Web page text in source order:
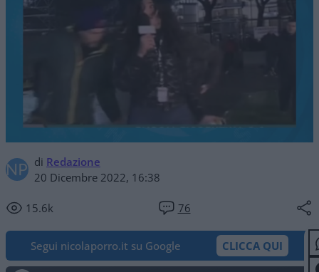
di Redazione
20 Dicembre 2022, 16:38
15.6k 76
Segui nicolaporro.it su Google CLICCA QUI